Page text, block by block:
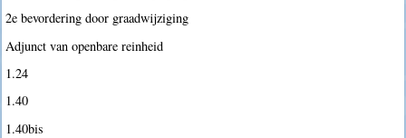
2e bevordering door graadwijziging
Adjunct van openbare reinheid
1.24
1.40
1.40bis